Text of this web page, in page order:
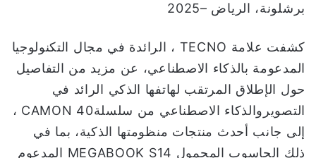
ن
ا
برشلونة، الرياض –2025
كشفت علامة TECNO ، الرائدة في مجال التكنولوجيا
المدعومة بالذكاء الاصطناعي، عن مزيد من التفاصيل
حول الإطلاق المرتقب لهاتفها الذكي الرائد في
التصويروالذكاء الاصطناعي من سلسلةCAMON 40 ،
إلى جانب أحدث منتجات منظومتها الذكية، بما في
ذلك الحاسوب المحمول MEGABOOK S14 المدعوم